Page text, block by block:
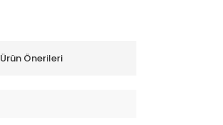
Ürün Önerileri